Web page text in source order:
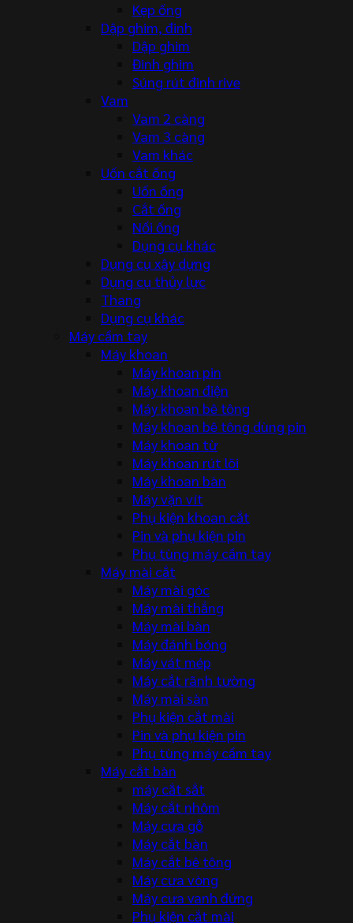
Kẹp ống
Dập ghim, đinh
Dập ghim
Đinh ghim
Súng rút đinh rive
Vam
Vam 2 càng
Vam 3 càng
Vam khác
Uốn cắt ống
Uốn ống
Cắt ống
Nối ống
Dụng cụ khác
Dụng cụ xây dựng
Dụng cụ thủy lực
Thang
Dụng cụ khác
Máy cầm tay
Máy khoan
Máy khoan pin
Máy khoan điện
Máy khoan bê tông
Máy khoan bê tông dùng pin
Máy khoan từ
Máy khoan rút lõi
Máy khoan bàn
Máy vặn vít
Phụ kiện khoan cắt
Pin và phụ kiện pin
Phụ tùng máy cầm tay
Máy mài cắt
Máy mài góc
Máy mài thẳng
Máy mài bàn
Máy đánh bóng
Máy vát mép
Máy cắt rãnh tường
Máy mài sàn
Phụ kiện cắt mài
Pin và phụ kiện pin
Phụ tùng máy cầm tay
Máy cắt bàn
máy cắt sắt
Máy cắt nhôm
Máy cưa gỗ
Máy cắt bàn
Máy cắt bê tông
Máy cưa vòng
Máy cưa vanh đứng
Phụ kiện cắt mài